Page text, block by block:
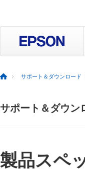
サポート＆ダウンロード
サポート＆ダウン
製品スペ